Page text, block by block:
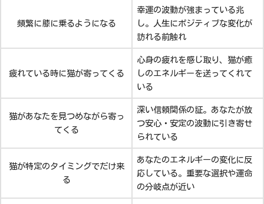
頻繁に膝に乗るようになる
幸運の波動が強まっている兆
し。人生にポジティブな変化が
訪れる前触れ
疲れている時に猫が寄ってくる
心身の疲れを感じ取り、猫が癒
しのエネルギーを送ってくれて
いる
猫があなたを見つめながら寄っ
てくる
深い信頼関係の証。あなたが放
つ安心・安定の波動に引き寄せ
られている
猫が特定のタイミングでだけ来
る
あなたのエネルギーの変化に反
応している。重要な選択や運命
の分岐点が近い